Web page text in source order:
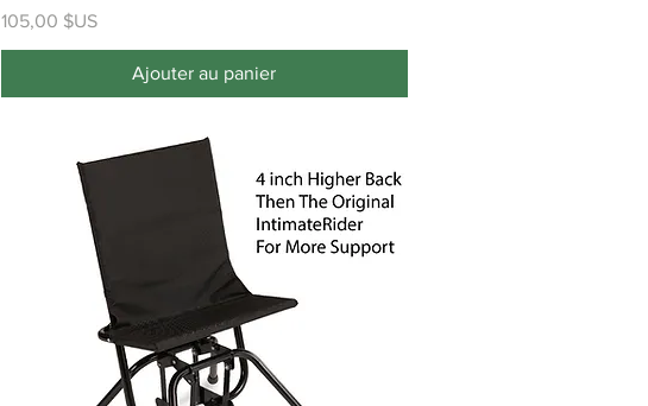
Prix
105,00 $US
Ajouter au panier